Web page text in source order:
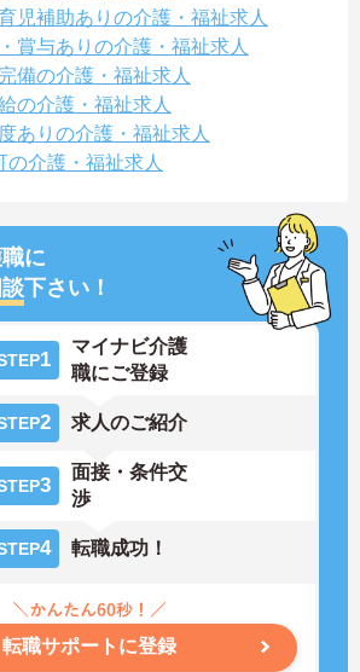
児補助ありの介護・福祉求人
賞与ありの介護・福祉求人
備の介護・福祉求人
の介護・福祉求人
ありの介護・福祉求人
介護・福祉求人
に
下さい！
1
マイナビ介護
職にご登録
2 求人のご紹介
3
面接・条件交
渉
4 転職成功！
転職サポートに登録